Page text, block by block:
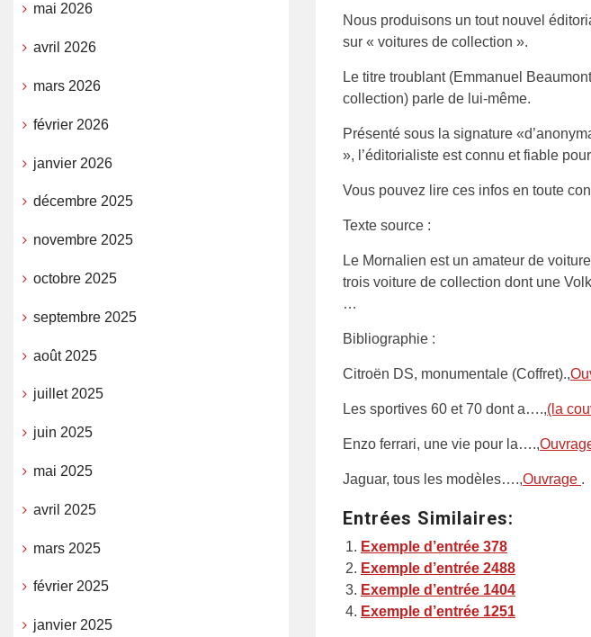
Nous produisons un tout nouvel
sur « voitures de collection ».
Le titre troublant (Emmanuel
collection) parle de lui-même.
Présenté sous la signature
», l’éditorialiste est connu et fiable
Vous pouvez lire ces infos en toute
Texte source :
Le Mornalien est un amateur de
trois voiture de collection dont une
…
Bibliographie :
Citroën DS, monumentale (Coffret).,
Les sportives 60 et 70 dont a….,(la
Enzo ferrari, une vie pour la….,
Jaguar, tous les modèles….,Ouvrage .
Entrées Similaires:
Exemple d’entrée 378
Exemple d’entrée 2488
Exemple d’entrée 1404
Exemple d’entrée 1251
mai 2026
avril 2026
mars 2026
février 2026
janvier 2026
décembre 2025
novembre 2025
octobre 2025
septembre 2025
août 2025
juillet 2025
juin 2025
mai 2025
avril 2025
mars 2025
février 2025
janvier 2025